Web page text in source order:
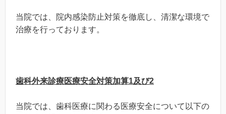
当院では、院内感染防止対策を徹底し、清潔な環境で
治療を行っております。
歯科外来診療医療安全対策加算1及び2
当院では、歯科医療に関わる医療安全について以下の